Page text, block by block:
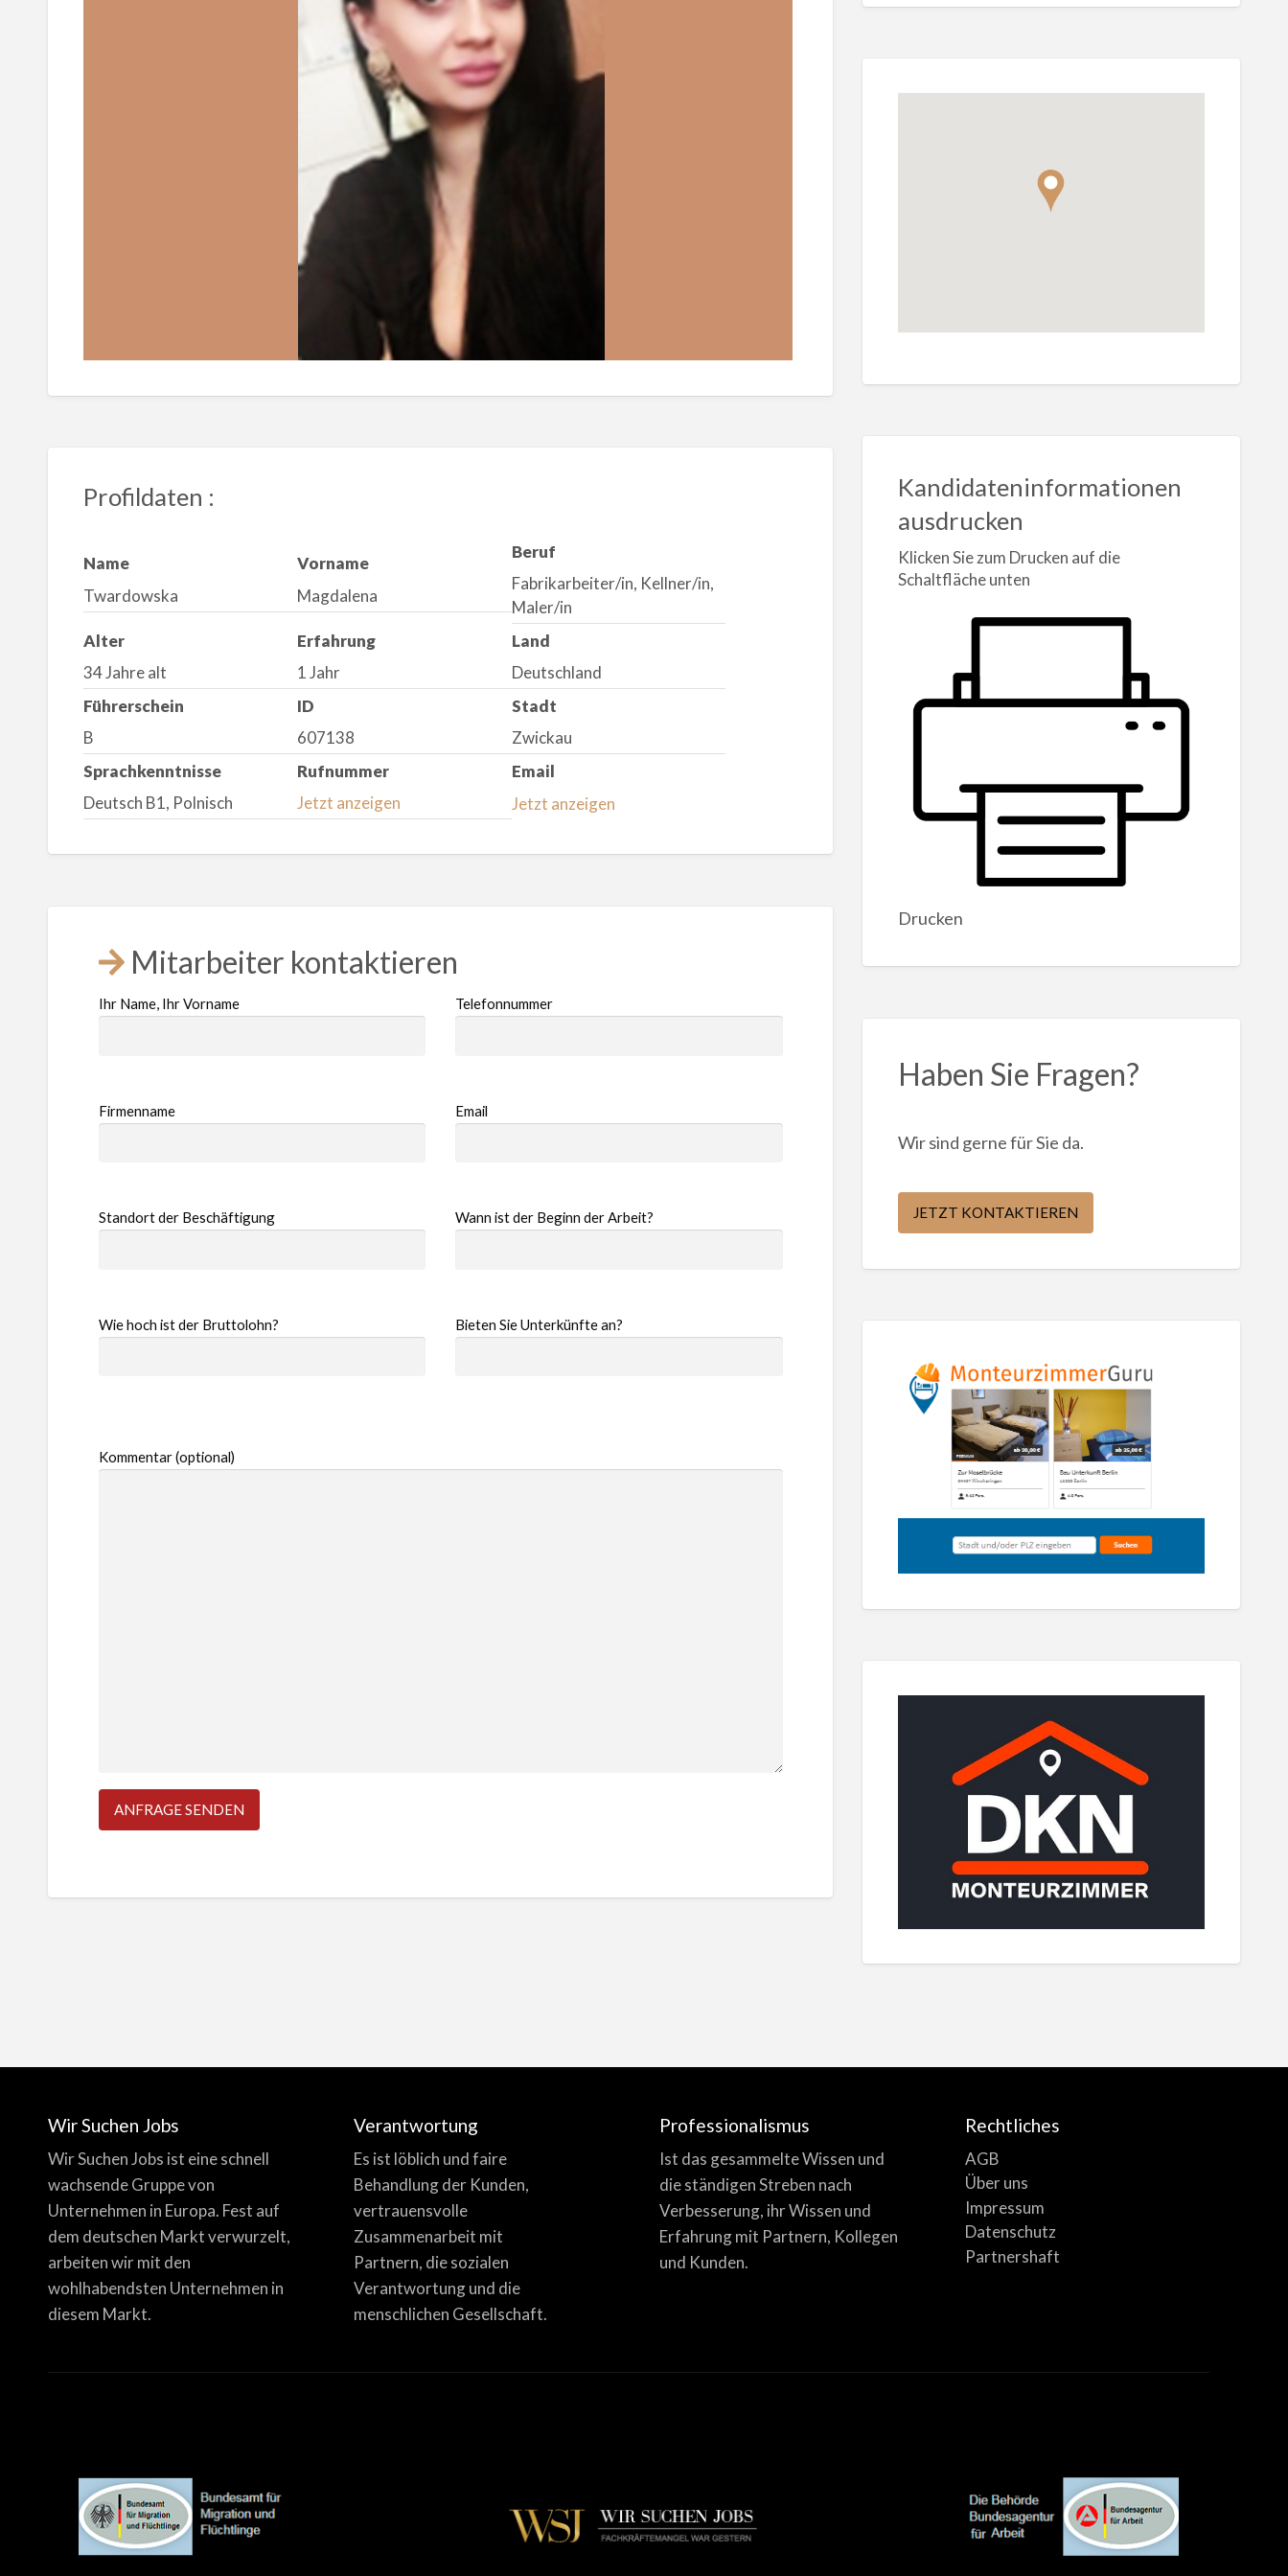
Profildaten :
Name
Twardowska
Vorname
Magdalena
Beruf
Fabrikarbeiter/in, Kellner/in,
Maler/in
Alter
34 Jahre alt
Erfahrung
1 Jahr
Land
Deutschland
Führerschein
B
ID
607138
Stadt
Zwickau
Sprachkenntnisse
Deutsch B1, Polnisch
Rufnummer
Jetzt anzeigen
Email
Jetzt anzeigen
Mitarbeiter kontaktieren
Ihr Name, Ihr Vorname
Firmenname
Standort der Beschäftigung
Wie hoch ist der Bruttolohn?
Telefonnummer
Email
Wann ist der Beginn der Arbeit?
Bieten Sie Unterkünfte an?
Kommentar (optional)
Kandidateninformationen
ausdrucken
Klicken Sie zum Drucken auf die
Schaltfläche unten
Drucken
Haben Sie Fragen?
Wir sind gerne für Sie da.
JETZT KONTAKTIEREN
Wir Suchen Jobs
Wir Suchen Jobs ist eine schnell
wachsende Gruppe von
Unternehmen in Europa. Fest auf
dem deutschen Markt verwurzelt,
arbeiten wir mit den
wohlhabendsten Unternehmen in
diesem Markt.
Verantwortung
Es ist löblich und faire
Behandlung der Kunden,
vertrauensvolle
Zusammenarbeit mit
Partnern, die sozialen
Verantwortung und die
menschlichen Gesellschaft.
Professionalismus
Ist das gesammelte Wissen und
die ständigen Streben nach
Verbesserung, ihr Wissen und
Erfahrung mit Partnern, Kollegen
und Kunden.
Rechtliches
AGB
Über uns
Impressum
Datenschutz
Partnershaft